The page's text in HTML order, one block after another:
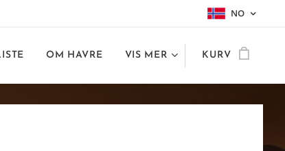
NO
OM HAVRE VIS MER KURV